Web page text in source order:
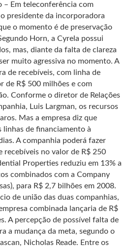
– Em teleconferência com
presidente da incorporadora
o momento é de preservação
Horn, a Cyrela possui
mas, diante da falta de clareza
muito agressiva no momento. A
de recebíveis, com linha de
de R$ 500 milhões e com
Conforme o diretor de Relações
Luis Largman, os recursos
Mas a empresa diz que
linhas de financiamento à
A companhia poderá fazer
recebíveis no valor de R$ 250
Properties reduziu em 13% a
combinados com a Company
para R$ 2,7 bilhões em 2008.
de união das duas companhias,
combinada lançaria de R$
A percepção de possível falta de
a mudança da meta, segundo o
Nicholas Reade. Entre os